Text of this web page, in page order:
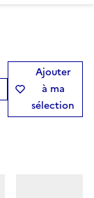
Ajouter
à ma
sélection